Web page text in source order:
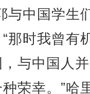
中国学生
那时我曾有
与中国人
荣幸。”哈